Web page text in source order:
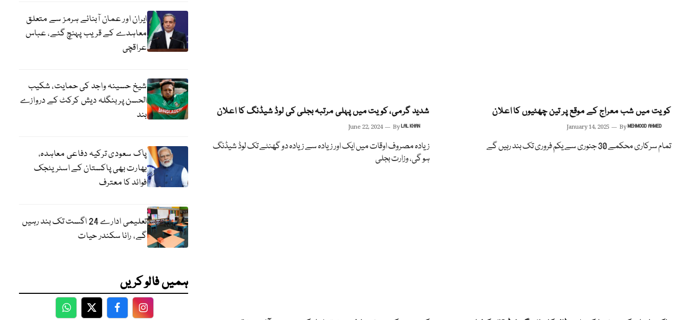
کویت میں شب معراج کے موقع پر تین چھٹیوں کا اعلان
January 14, 2025 ByMEHMOOD AHMED
تمام سرکاری محکمے 30 جنوری سے یکم فروری تک بند رہیں گے
شدید گرمی، کویت میں پہلی مرتبہ بجلی کی لوڈ شیڈنگ کا اعلان
June 22, 2024 ByLAL KHAN
زیادہ مصروف اوقات میں ایک اور زیادہ سے زیادہ دو گھنٹے تک لوڈ شیڈنگ
ہو گی، وزارت بجلی
ایران اور عمان آبنائے ہرمز سے متعلق
معاہدے کے قریب پہنچ گئے، عباس
عراقچی
شیخ حسینہ واجد کی حمایت، شکیب
الحسن پر بنگلہ دیش کرکٹ کے دروازے
بند
پاک سعودی ترکیہ دفاعی معاہدہ،
بھارت بھی پاکستان کے اسٹریٹجک
فوائد کا معترف
تعلیمی ادارے 24 اگست تک بند رہیں
گے، رانا سکندر حیات
ہمیں فالو کریں
WhatsApp
TwitterFacebookFacebook